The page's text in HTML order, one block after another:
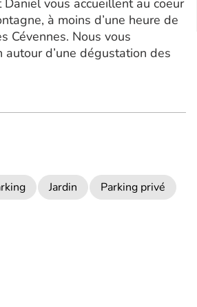
vous accueillent au coeur
à moins d’une heure de
Cévennes. Nous vous
d’une dégustation des
Jardin Parking privé